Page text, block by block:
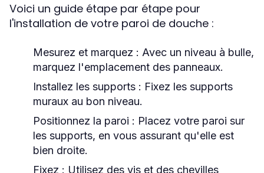
Voici un guide étape par étape pour
l'installation de votre paroi de douche :
Mesurez et marquez : Avec un niveau à bulle,
marquez l'emplacement des panneaux.
Installez les supports : Fixez les supports
muraux au bon niveau.
Positionnez la paroi : Placez votre paroi sur
les supports, en vous assurant qu'elle est
bien droite.
Fixez : Utilisez des vis et des chevilles